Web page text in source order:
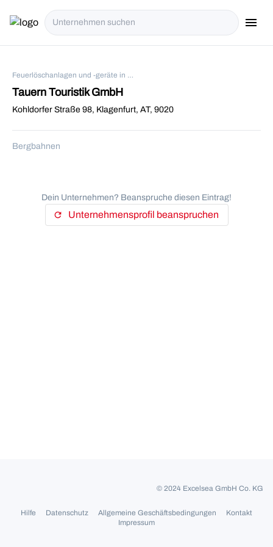
menu
Feuerlöschanlagen und -geräte in Klagenfurt
Tauern Touristik GmbH
Kohldorfer Straße 98, Klagenfurt, AT, 9020
Bergbahnen
Dein Unternehmen? Beanspruche diesen Eintrag!
refresh Unternehmensprofil beanspruchen
© 2024 Excelsea GmbH Co. KG
Hilfe Datenschutz Allgemeine Geschäftsbedingungen
Kontakt
Impressum